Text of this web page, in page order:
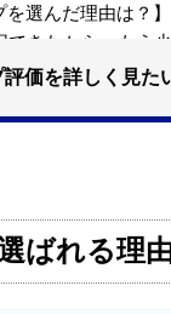
を選んだ理由は？】
できたから。もう少
5年保証しかなかっ
コメント】
価を詳しく見た
ばれる理